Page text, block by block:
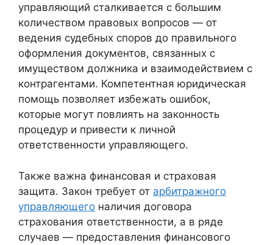
управляющий сталкивается с большим
количеством правовых вопросов — от
ведения судебных споров до правильного
оформления документов, связанных с
имуществом должника и взаимодействием с
контрагентами. Компетентная юридическая
помощь позволяет избежать ошибок,
которые могут повлиять на законность
процедур и привести к личной
ответственности управляющего.
Также важна финансовая и страховая
защита. Закон требует от арбитражного
управляющего наличия договора
страхования ответственности, а в ряде
случаев — предоставления финансового